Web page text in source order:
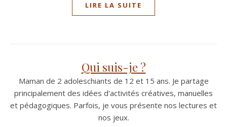
LIRE LA SUITE
Qui suis-je ?
Maman de 2 adoleschiants de 12 et 15 ans. Je partage
principalement des idées d'activités créatives, manuelles
et pédagogiques. Parfois, je vous présente nos lectures et
nos jeux.